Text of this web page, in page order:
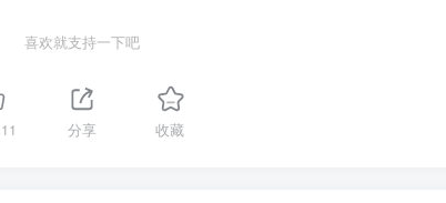
喜欢就支持一下吧
11 分享 收藏